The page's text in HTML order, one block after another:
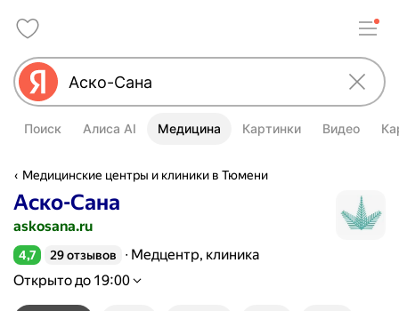
Поиск Алиса AI Медицина Картинки Видео
Медицинские центры и клиники в Тюмени
Аско-Сана
askosana.ru
Рейтинг 4,7 из 5
4,7 29 отзывов
Медцентр, клиника
Открыто до 19:00